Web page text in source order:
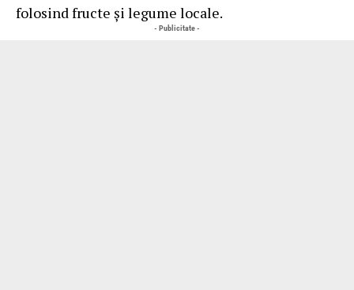
folosind fructe și legume locale.
- Publicitate -